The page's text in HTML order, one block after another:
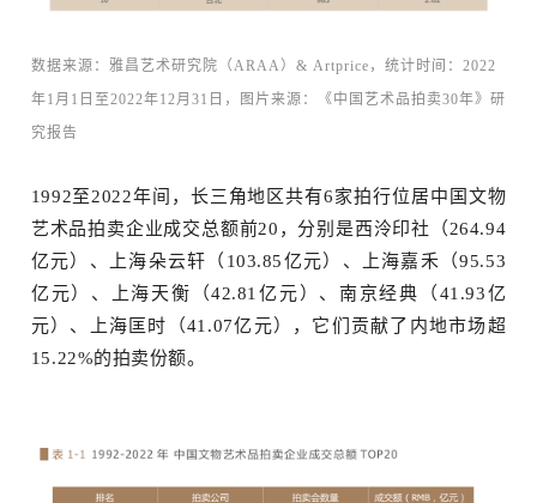
订阅邮件
数据来源：雅昌艺术研究院（ARAA）& Artprice，统计时间：2022
年1月1日至2022年12月31日，图片来源：《中国艺术品拍卖30年》研
究报告
1992至2022年间，长三角地区共有6家拍行位居中国文物
艺术品拍卖企业成交总额前20，分别是西泠印社（264.94
亿元）、上海朵云轩（103.85亿元）、上海嘉禾（95.53
亿元）、上海天衡（42.81亿元）、南京经典（41.93亿
元）、上海匡时（41.07亿元），它们贡献了内地市场超
15.22%的拍卖份额。